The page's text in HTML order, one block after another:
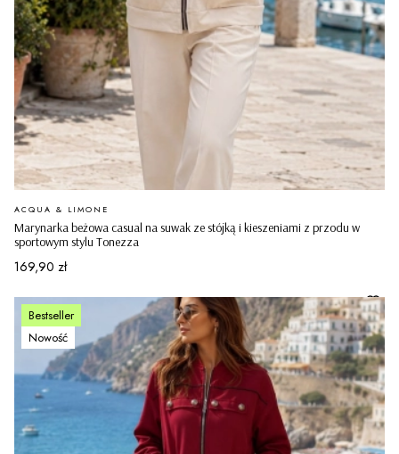
Marynarka beżowa casual na suwak ze stójką i kieszeniami z przodu w
sportowym stylu Tonezza
PRODUCENT
ACQUA & LIMONE
Cena
169,90 zł
Bestseller
Nowość